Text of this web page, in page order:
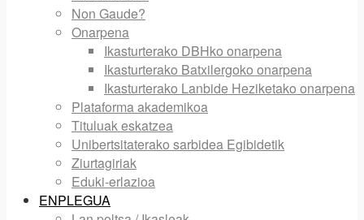
Non Gaude?
Onarpena
Ikasturterako DBHko onarpena
Ikasturterako Batxilergoko onarpena
Ikasturterako Lanbide Heziketako onarpena
Plataforma akademikoa
Tituluak eskatzea
Unibertsitaterako sarbidea Egibidetik
Ziurtagiriak
Eduki-erlazioa
ENPLEGUA